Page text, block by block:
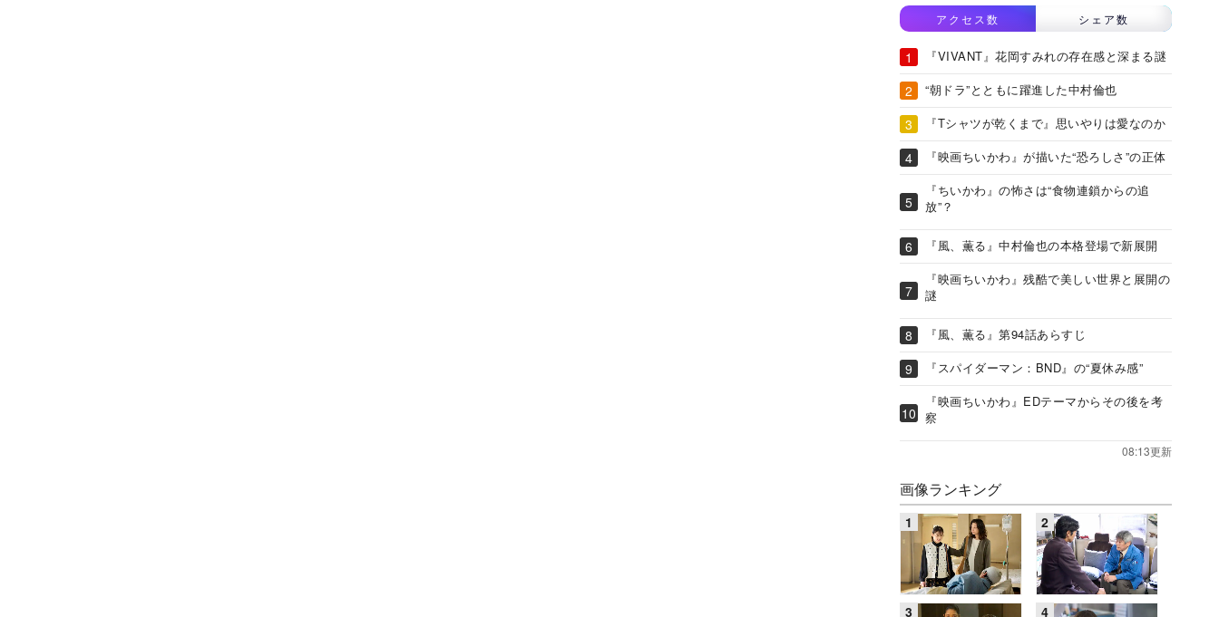
アクセス数 シェア数
『VIVANT』花岡すみれの存在感と深まる謎
“朝ドラ”とともに躍進した中村倫也
『Tシャツが乾くまで』思いやりは愛なのか
『映画ちいかわ』が描いた“恐ろしさ”の正体
『ちいかわ』の怖さは“食物連鎖からの追
放”？
『風、薫る』中村倫也の本格登場で新展開
『映画ちいかわ』残酷で美しい世界と展開の
謎
『風、薫る』第94話あらすじ
『スパイダーマン：BND』の“夏休み感”
『映画ちいかわ』EDテーマからその後を考
察
08:13更新
画像ランキング